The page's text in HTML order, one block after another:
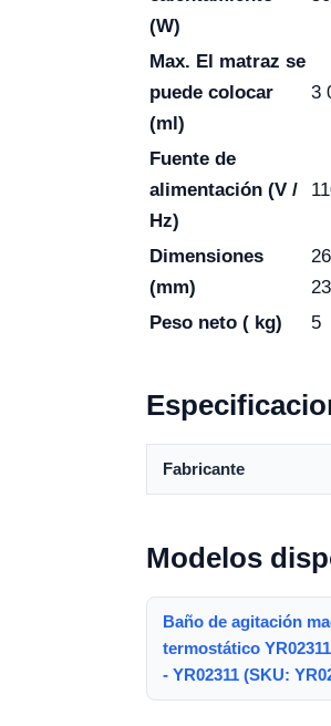
(W)
Max. El matraz se
puede colocar
(ml)
3
Fuente de
alimentación (V /
Hz)
Dimensiones
(mm)
Peso neto ( kg)
5
Fabricante
Modelos
Baño de agitación
termostático
- YR02311 (SKU: